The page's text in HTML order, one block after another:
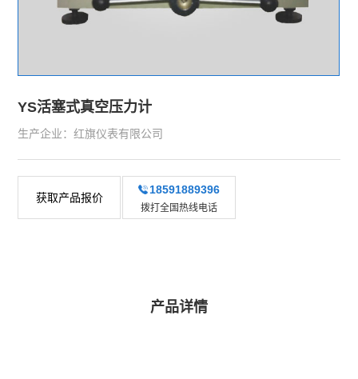
YS活塞式真空压力计
生产企业：红旗仪表有限公司
获取产品报价
18591889396
拨打全国热线电话
产品详情